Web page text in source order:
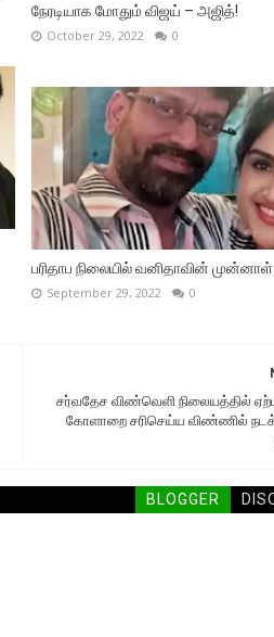
நேரடியாக மோதும் விஜய் – அஜித்!
October 29, 2022 0
பரிதாப நிலையில் வனிதாவின்
September 29, 2022 0
சர்வதேச விண்வெளி நிலையத்தில்
கோளாறை சரிசெய்ய விண்ணில்
BLOGGER